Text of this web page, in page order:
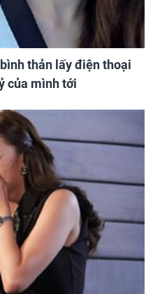
thản lấy điện thoại
của mình tới